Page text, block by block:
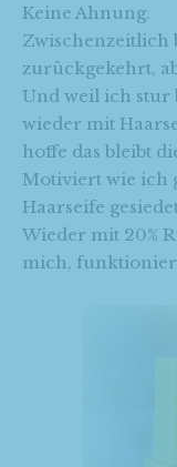
Keine Ahnung.
Zwischenzeitlich
zurückgekehrt,
Und weil ich stur
wieder mit
hoffe das bleibt
Motiviert wie ich
Haarseife
Wieder mit 20%
mich,